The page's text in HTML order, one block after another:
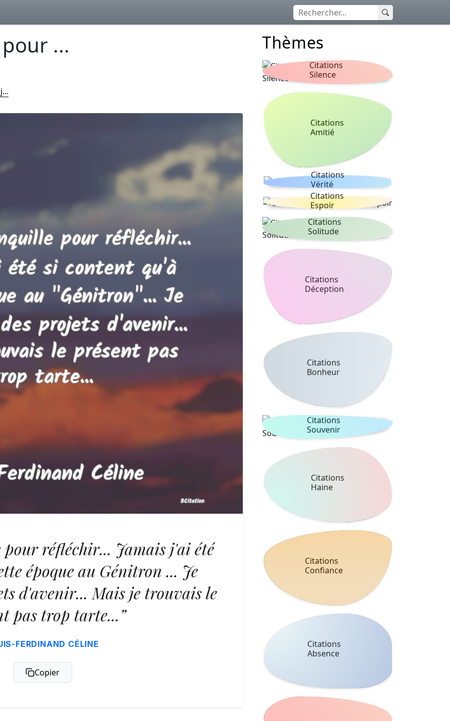
...
réfléchir... Jamais j'ai été
époque au Génitron ... Je
d'avenir... Mais je trouvais le
pas trop tarte...”
FERDINAND CÉLINE
Copier
Thèmes
Citations
Silence
Citations
Amitié
Citations
Vérité
Citations
Espoir
Citations
Solitude
Citations
Déception
Citations
Bonheur
Citations
Souvenir
Citations
Haine
Citations
Confiance
Citations
Absence